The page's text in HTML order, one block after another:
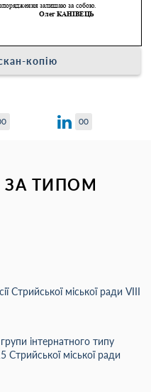
копію
00
ТИПОМ
Стрийської міської ради VIII
інтернатного типу
міської ради